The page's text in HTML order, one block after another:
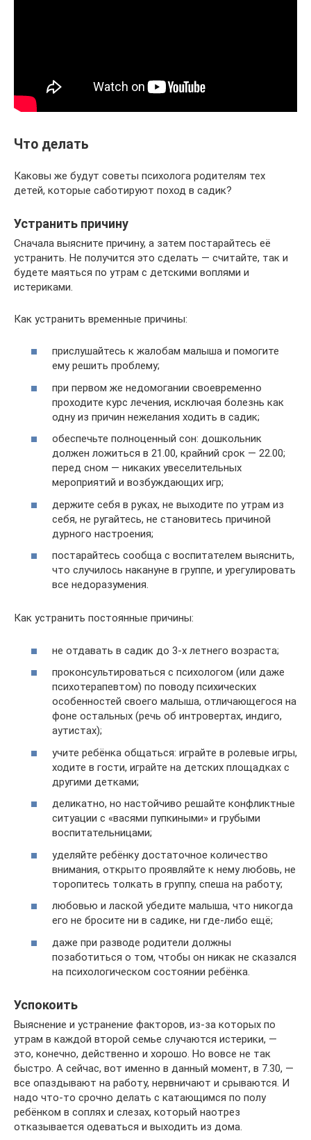
Что делать
Каковы же будут советы психолога родителям тех
детей, которые саботируют поход в садик?
Устранить причину
Сначала выясните причину, а затем постарайтесь её
устранить. Не получится это сделать — считайте, так и
будете маяться по утрам с детскими воплями и
истериками.
Как устранить временные причины:
прислушайтесь к жалобам малыша и помогите
ему решить проблему;
при первом же недомогании своевременно
проходите курс лечения, исключая болезнь как
одну из причин нежелания ходить в садик;
обеспечьте полноценный сон: дошкольник
должен ложиться в 21.00, крайний срок — 22.00;
перед сном — никаких увеселительных
мероприятий и возбуждающих игр;
держите себя в руках, не выходите по утрам из
себя, не ругайтесь, не становитесь причиной
дурного настроения;
постарайтесь сообща с воспитателем выяснить,
что случилось накануне в группе, и урегулировать
все недоразумения.
Как устранить постоянные причины:
не отдавать в садик до 3-х летнего возраста;
проконсультироваться с психологом (или даже
психотерапевтом) по поводу психических
особенностей своего малыша, отличающегося на
фоне остальных (речь об интровертах, индиго,
аутистах);
учите ребёнка общаться: играйте в ролевые игры,
ходите в гости, играйте на детских площадках с
другими детками;
деликатно, но настойчиво решайте конфликтные
ситуации с «васями пупкиными» и грубыми
воспитательницами;
уделяйте ребёнку достаточное количество
внимания, открыто проявляйте к нему любовь, не
торопитесь толкать в группу, спеша на работу;
любовью и лаской убедите малыша, что никогда
его не бросите ни в садике, ни где-либо ещё;
даже при разводе родители должны
позаботиться о том, чтобы он никак не сказался
на психологическом состоянии ребёнка.
Успокоить
Выяснение и устранение факторов, из-за которых по
утрам в каждой второй семье случаются истерики, —
это, конечно, действенно и хорошо. Но вовсе не так
быстро. А сейчас, вот именно в данный момент, в 7.30, —
все опаздывают на работу, нервничают и срываются. И
надо что-то срочно делать с катающимся по полу
ребёнком в соплях и слезах, который наотрез
отказывается одеваться и выходить из дома.